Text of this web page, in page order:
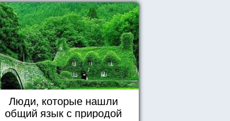
Люди, которые нашли
общий язык с природой